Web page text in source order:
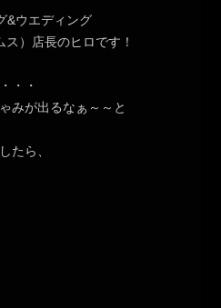
&ウエディング
）店長のヒロです！
・・
みが出るなぁ～～と
たら、